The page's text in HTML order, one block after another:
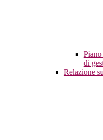
di
Relazione